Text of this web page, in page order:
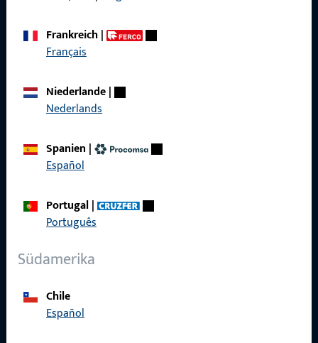
Frankreich|
Français
Niederlande|
Nederlands
Spanien |
Español
Portugal|
Português
Südamerika
Chile
Español
Schnelleinstieg
Über Uns
Referenzen